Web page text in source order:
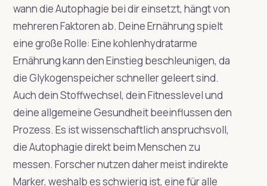
wann die Autophagie bei dir einsetzt, hängt von
mehreren Faktoren ab. Deine Ernährung spielt
eine große Rolle: Eine kohlenhydratarme
Ernährung kann den Einstieg beschleunigen, da
die Glykogenspeicher schneller geleert sind.
Auch dein Stoffwechsel, dein Fitnesslevel und
deine allgemeine Gesundheit beeinflussen den
Prozess. Es ist wissenschaftlich anspruchsvoll,
die Autophagie direkt beim Menschen zu
messen. Forscher nutzen daher meist indirekte
Marker, weshalb es schwierig ist, eine für alle